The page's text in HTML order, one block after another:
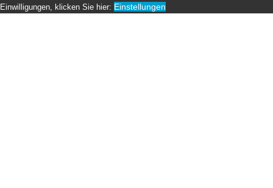
Einwilligungen, klicken Sie hier: Einstellungen